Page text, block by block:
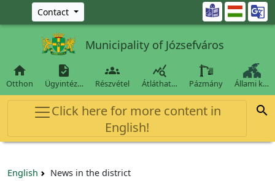
Ugrás a fő tartalomra
Contact 
Municipality of Józsefváros

Otthon

Ügyintéz…

Részvétel

Átláthat… Pázmány Állami k…
Click here for more content in
English!

English News in the district